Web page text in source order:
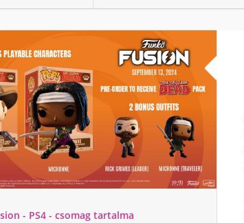
- PS4 - csomag tartalma